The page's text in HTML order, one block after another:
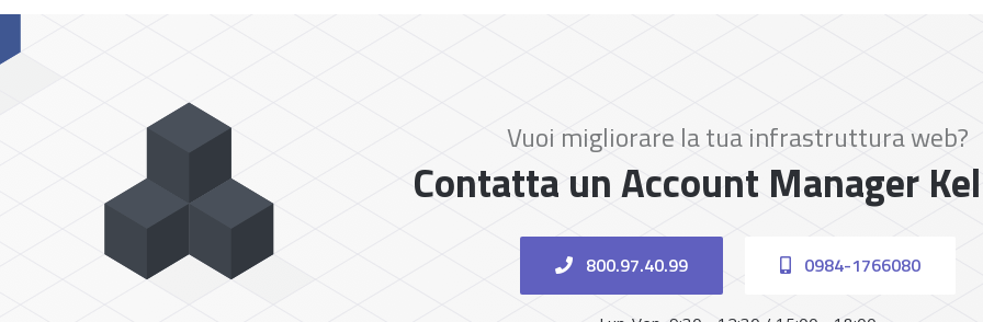
Vuoi migliorare la tua infrastruttura web?
Contatta un Account Manager
800.97.40.99 0984-1766080